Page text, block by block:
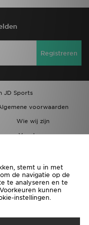
Registreren
JD Sports
voorwaarden
Wie wij zijn
Vacatures
stemt u in met
de navigatie op de
te analyseren en te
kunnen
instellingen.